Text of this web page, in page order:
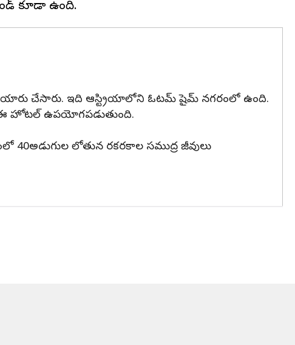
చేసారు. ఇది ఆస్ట్రియాలోని ఓటమ్ షైమ్ నగరంలో ఉంది.
హోటల్ ఉపయోగపడుతుంది.
లోతున రకరకాల సముద్ర జీవులు